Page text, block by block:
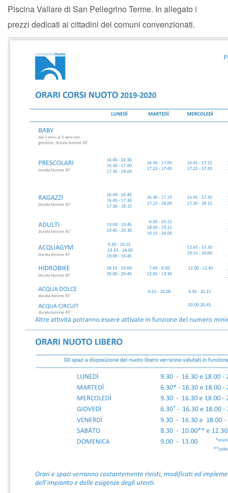
Piscina Vallare di San Pellegrino Terme. In allegato i
prezzi dedicati ai cittadini dei comuni convenzionati.